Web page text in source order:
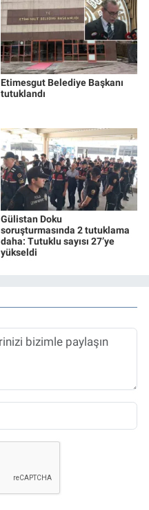
Etimesgut Belediye Başkanı
tutuklandı
Gülistan Doku
soruşturmasında 2 tutuklama
daha: Tutuklu sayısı 27’ye
yükseldi